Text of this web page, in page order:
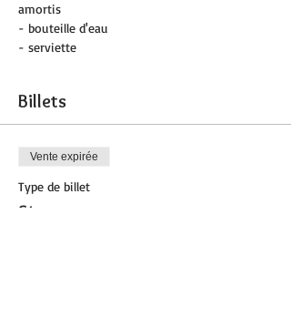
amortis
- bouteille d'eau
- serviette
Billets
Vente expirée
Type de billet
Step